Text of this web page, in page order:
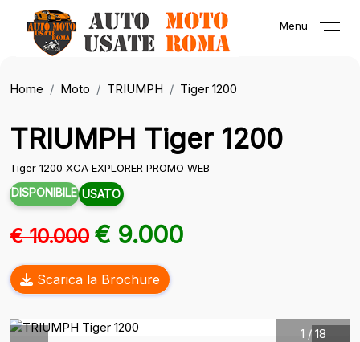
Menu
Home Moto TRIUMPH Tiger 1200
TRIUMPH Tiger 1200
Tiger 1200 XCA EXPLORER PROMO WEB
DISPONIBILE USATO
€ 10.000 € 9.000
Scarica la Brochure
1 / 18